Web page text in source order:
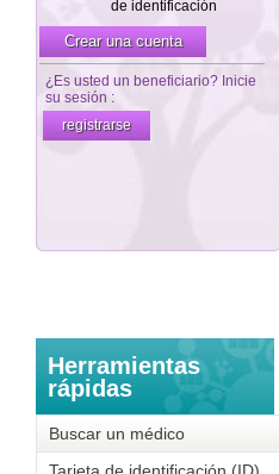
Herramientas
rápidas
Buscar un médico